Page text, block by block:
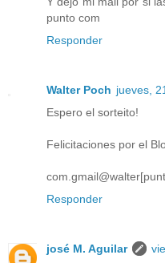
punto com
Responder
Walter Poch jueves,
Espero el sorteito!
Felicitaciones por el
Responder
josé M. Aguilar